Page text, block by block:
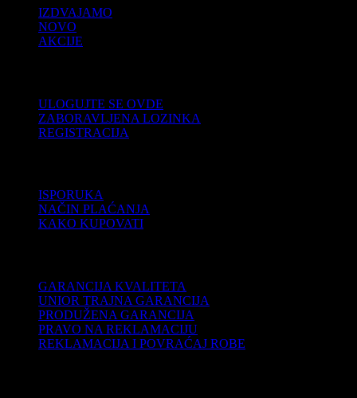
IZDVAJAMO
NOVO
AKCIJE
ULOGUJTE SE OVDE
ZABORAVLJENA LOZINKA
REGISTRACIJA
ISPORUKA
NAČIN PLAĆANJA
KAKO KUPOVATI
GARANCIJA KVALITETA
UNIOR TRAJNA GARANCIJA
PRODUŽENA GARANCIJA
PRAVO NA REKLAMACIJU
REKLAMACIJA I POVRAĆAJ ROBE